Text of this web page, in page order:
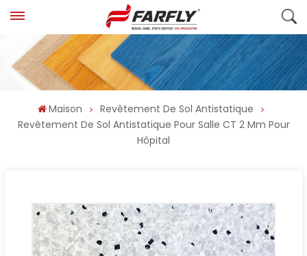
Maison
Revêtement De Sol Antistatique
Revêtement De Sol Antistatique Pour Salle CT 2 Mm Pour
Hôpital